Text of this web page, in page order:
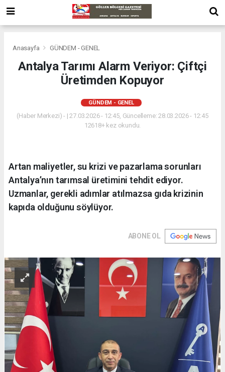
Anasayfa GÜNDEM - GENEL
Antalya Tarımı Alarm Veriyor: Çiftçi
Üretimden Kopuyor
GÜNDEM - GENEL
(Haber Merkezi) - | 27.03.2026 - 12:45, Güncelleme: 28.03.2026 - 12:45
12618+ kez okundu.
Artan maliyetler, su krizi ve pazarlama sorunları
Antalya’nın tarımsal üretimini tehdit ediyor.
Uzmanlar, gerekli adımlar atılmazsa gıda krizinin
kapıda olduğunu söylüyor.
ABONE OL